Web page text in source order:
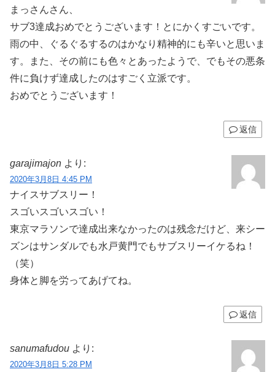
まっさんさん、
サブ3達成おめでとうございます！とにかくすごいです。
雨の中、ぐるぐるするのはかなり精神的にも辛いと思いま
す。また、その前にも色々とあったようで、でもその悪条
件に負けず達成したのはすごく立派です。
おめでとうございます！
返信
garajimajon より:
2020年3月8日 4:45 PM
ナイスサブスリー！
スゴいスゴいスゴい！
東京マラソンで達成出来なかったのは残念だけど、来シー
ズンはサンダルでも水戸黄門でもサブスリーイケるね！
（笑）
身体と脚を労ってあげてね。
返信
sanumafudou より:
2020年3月8日 5:28 PM